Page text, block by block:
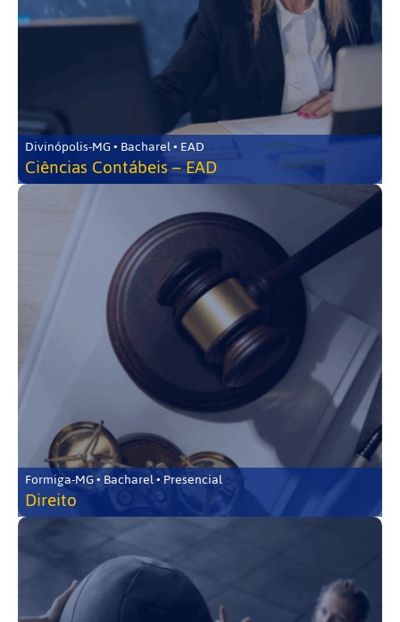
Divinópolis-MG • Bacharel • EAD
Ciências Contábeis – EAD
Formiga-MG • Bacharel • Presencial
Direito